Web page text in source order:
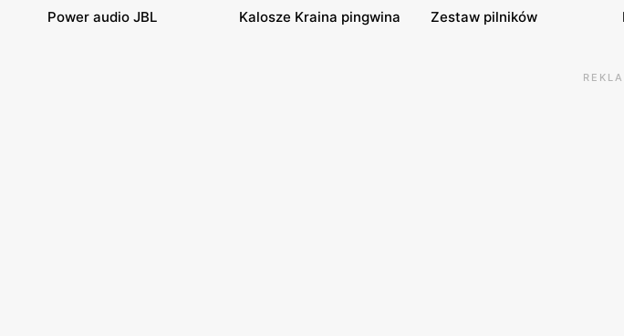
Power audio JBL Kalosze Kraina pingwina Zestaw pilników